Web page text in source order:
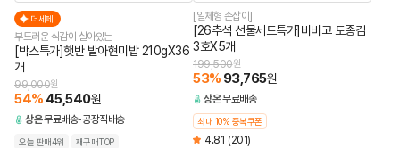
더세페
부드러운 식감이 살아있는
[박스특가]햇반 발아현미밥 210gX36
개
99,000원
54% 45,540원
상온무료배송 공장직배송
오늘 판매4위
재구매TOP
[일체형 손잡이]
[26추석 선물세트특가]비비고 토종김
3호X5개
199,500원
53% 93,765원
상온무료배송
최대 10% 중복쿠폰
4.81 (201)